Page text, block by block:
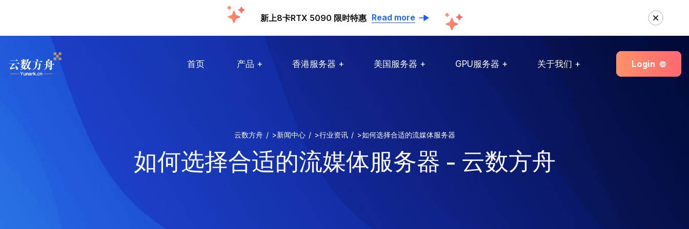
新上8卡RTX 5090 限时特惠 Read more
首页 产品 香港服务器 美国服务器 GPU服务器 关于我们 Login
云数方舟 >新闻中心 >行业资讯 >如何选择合适的流媒体服务器
如何选择合适的流媒体服务器 - 云数方舟